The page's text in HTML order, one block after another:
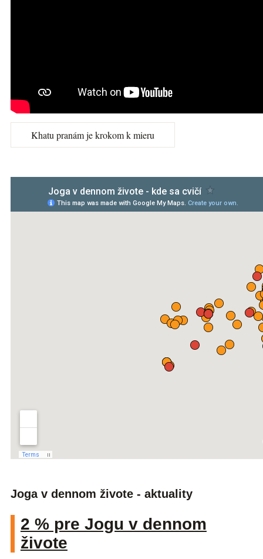
Khatu pranám je krokom k mieru
Joga v dennom živote - aktuality
2 % pre Jogu v dennom
živote